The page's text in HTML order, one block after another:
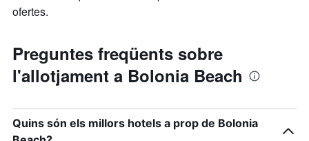
ofertes.
Preguntes freqüents sobre
l'allotjament a Bolonia Beach
Quins són els millors hotels a prop de Bolonia